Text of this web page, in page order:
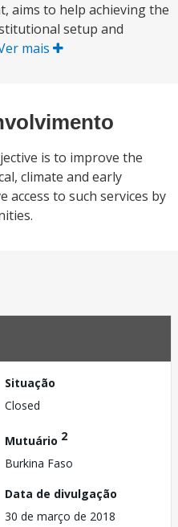
aims to help achieving the
setup and
mais
is to improve the
climate and early
access to such services by
Situação
Closed
Mutuário 2
Burkina Faso
Data de divulgação
30 de março de 2018